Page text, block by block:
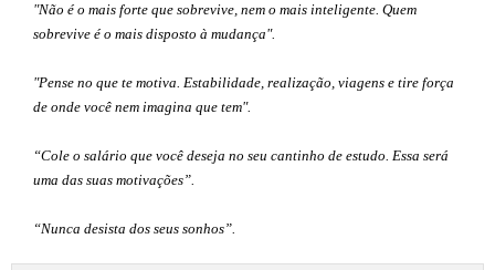
"Não é o mais forte que sobrevive, nem o mais inteligente. Quem
sobrevive é o mais disposto à mudança".
"Pense no que te motiva. Estabilidade, realização, viagens e tire força
de onde você nem imagina que tem".
“Cole o salário que você deseja no seu cantinho de estudo. Essa será
uma das suas motivações”.
“Nunca desista dos seus sonhos”.